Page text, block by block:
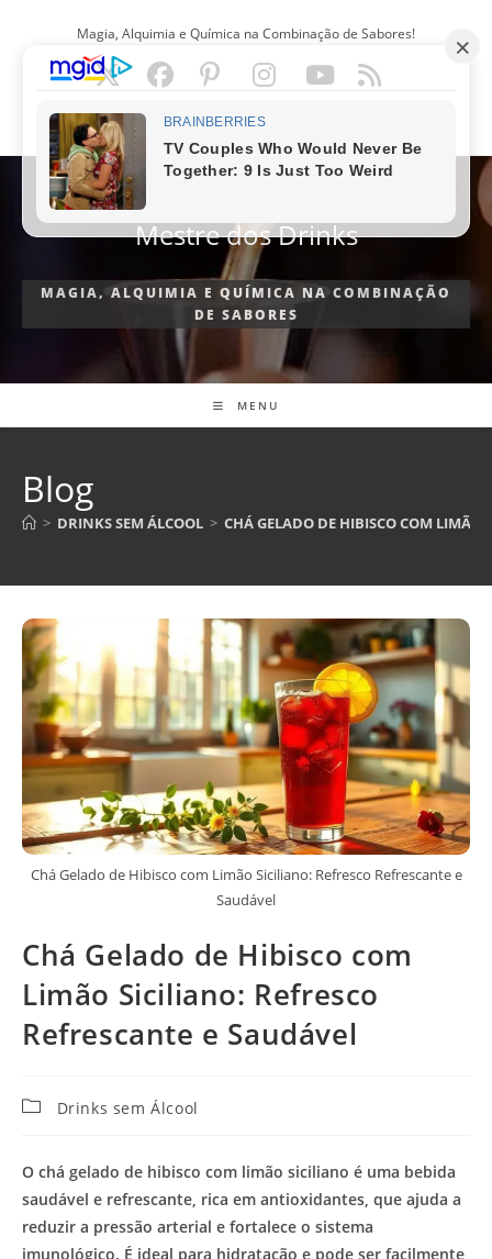
Magia, Alquimia e Química na Combinação de Sabores!
PORTUGUÊS
Mestre dos Drinks
MAGIA, ALQUIMIA E QUÍMICA NA COMBINAÇÃO
DE SABORES
MENU
Blog
> DRINKS SEM ÁLCOOL > CHÁ GELADO DE HIBISCO COM LIMÃO
Chá Gelado de Hibisco com Limão Siciliano: Refresco Refrescante e
Saudável
Chá Gelado de Hibisco com
Limão Siciliano: Refresco
Refrescante e Saudável
CategoriaDrinks sem Álcool
O chá gelado de hibisco com limão siciliano é uma bebida
saudável e refrescante, rica em antioxidantes, que ajuda a
reduzir a pressão arterial e fortalece o sistema
imunológico. É ideal para hidratação e pode ser facilmente